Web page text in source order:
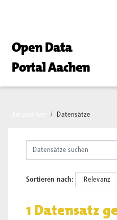
Open Data
Portal Aachen
Datensätze
Sortieren nach
1 Datensatz